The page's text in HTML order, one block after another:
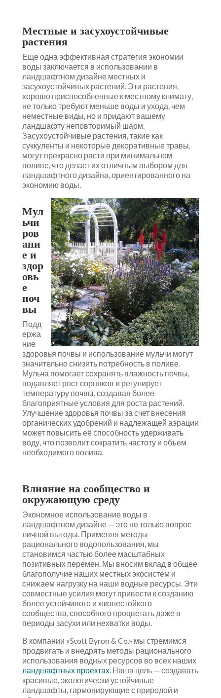
Местные и засухоустойчивые
растения
Еще одна эффективная стратегия экономии
воды заключается в использовании в
ландшафтном дизайне местных и
засухоустойчивых растений. Эти растения,
хорошо приспособленные к местному климату,
не только требуют меньше воды и ухода, чем
неместные виды, но и придают вашему
ландшафту неповторимый шарм.
Засухоустойчивые растения, такие как
суккуленты и некоторые декоративные травы,
могут прекрасно расти при минимальном
поливе, что делает их отличным выбором для
ландшафтного дизайна, ориентированного на
экономию воды.
Мул
ьчи
ров
ани
е и
здор
овь
е
поч
вы
Подд
ержа
ние
здоровья почвы и использование мульчи могут
значительно снизить потребность в поливе.
Мульча помогает сохранять влажность почвы,
подавляет рост сорняков и регулирует
температуру почвы, создавая более
благоприятные условия для роста растений.
Улучшение здоровья почвы за счет внесения
органических удобрений и надлежащей аэрации
может повысить её способность удерживать
воду, что позволит сократить частоту и объем
необходимого полива.
Влияние на сообщество и
окружающую среду
Экономное использование воды в
ландшафтном дизайне — это не только вопрос
личной выгоды. Применяя методы
рационального водопользования, мы
становимся частью более масштабных
позитивных перемен. Мы вносим вклад в общее
благополучие наших местных экосистем и
снижаем нагрузку на наши водные ресурсы. Эти
совместные усилия могут привести к созданию
более устойчивого и жизнестойкого
сообщества, способного процветать даже в
периоды засухи или нехватки воды.
В компании «Scott Byron & Co.» мы стремимся
продвигать и внедрять методы рационального
использования водных ресурсов во всех наших
ландшафтных проектах. Наша цель — создавать
красивые, экологически устойчивые
ландшафты, гармонирующие с природой и